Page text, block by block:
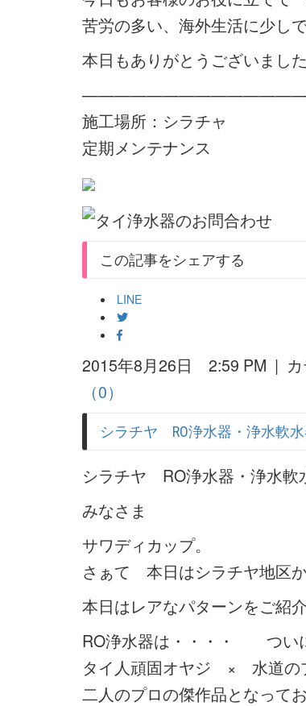
苦労の多い、海外生活に少し
本日もありがとうございました
施工場所：シラチャ
定期メンテナンス
この記事をシェアする
LINE
2015年8月26日 2:59 PM | カ
（0）
シラチヤ RO浄水器・浄水軟
シラチヤ RO浄水器・浄水軟
みなさま
サワディカップ。
さぁて 本日はシラチヤ地区
本日はレアなパターンをご紹介
RO浄水器は・・・・ つい
タイ人頑固オヤジ × 水道の
二人のプロの傑作品となってお